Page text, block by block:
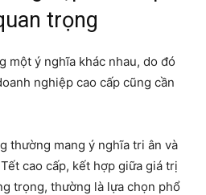
trọng
một ý nghĩa khác nhau, do đó
nghiệp cao cấp cũng cần
thường mang ý nghĩa tri ân và
cao cấp, kết hợp giữa giá trị
trọng, thường là lựa chọn phổ